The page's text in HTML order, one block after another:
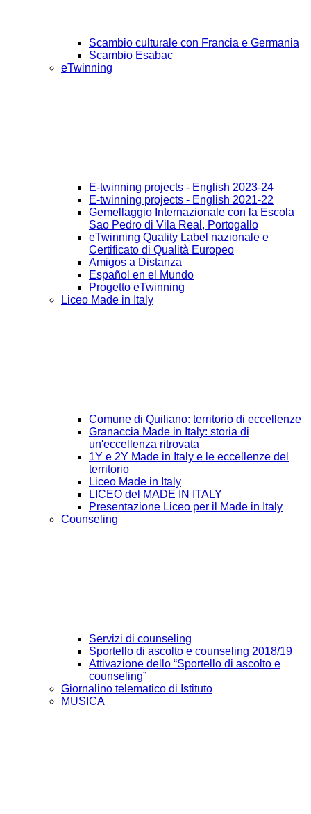
Scambio culturale con Francia e Germania
Scambio Esabac
eTwinning
E-twinning projects - English 2023-24
E-twinning projects - English 2021-22
Gemellaggio Internazionale con la Escola
Sao Pedro di Vila Real, Portogallo
eTwinning Quality Label nazionale e
Certificato di Qualità Europeo
Amigos a Distanza
Español en el Mundo
Progetto eTwinning
Liceo Made in Italy
Comune di Quiliano: territorio di eccellenze
Granaccia Made in Italy: storia di
un'eccellenza ritrovata
1Y e 2Y Made in Italy e le eccellenze del
territorio
Liceo Made in Italy
LICEO del MADE IN ITALY
Presentazione Liceo per il Made in Italy
Counseling
Servizi di counseling
Sportello di ascolto e counseling 2018/19
Attivazione dello “Sportello di ascolto e
counseling”
Giornalino telematico di Istituto
MUSICA